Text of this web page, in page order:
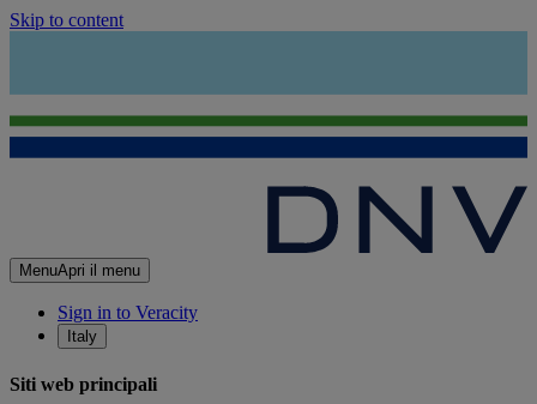
Skip to content
MenuApri il menu
Sign in to Veracity
Italy
Siti web principali